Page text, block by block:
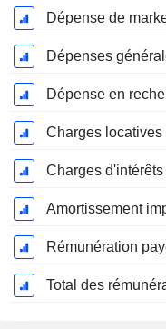
Dépense de
Dépenses
Dépense en
Charges locatives
Rémunération